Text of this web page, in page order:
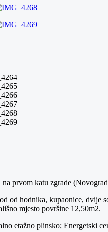
na prvom katu zgrade
od od hodnika, kupaonice, dvije
mjesto površine 12,50m2.
etažno plinsko; Energetski